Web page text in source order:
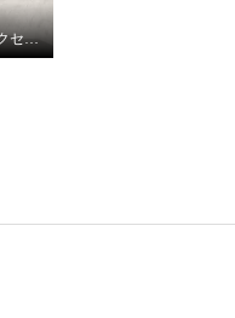
夏にぴったり！ラインアクセントワンピース！